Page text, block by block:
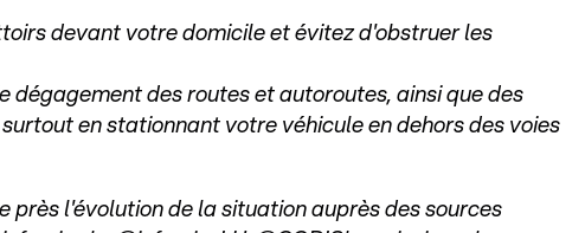
devant votre domicile et évitez d'obstruer les
dégagement des routes et autoroutes, ainsi que des
en stationnant votre véhicule en dehors des voies
près l'évolution de la situation auprès des sources